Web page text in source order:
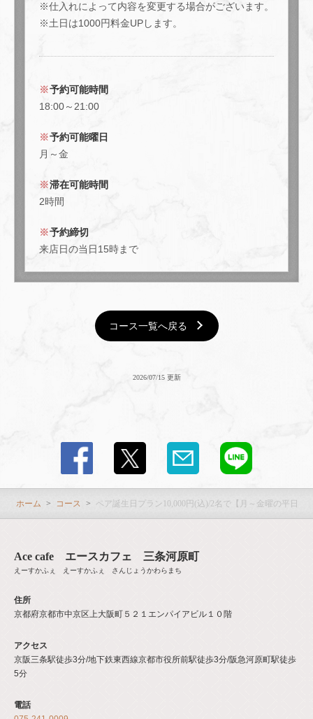
※仕入れによって内容を変更する場合がございます。
※土日は1000円料金UPします。
予約可能時間
18:00～21:00
予約可能曜日
月～金
滞在可能時間
2時間
予約締切
来店日の当日15時まで
コース一覧へ戻る
2026/07/15 更新
ホーム コース ペア誕生日プラン10,000円(込)/2名で【月～金曜の平日限
Ace cafe エースカフェ 三条河原町
えーすかふぇ えーすかふぇ さんじょうかわらまち
住所
京都府京都市中京区上大阪町５２１エンパイアビル１０階
アクセス
京阪三条駅徒歩3分/地下鉄東西線京都市役所前駅徒歩3分/阪急河原町駅徒歩
5分
電話
閉じる